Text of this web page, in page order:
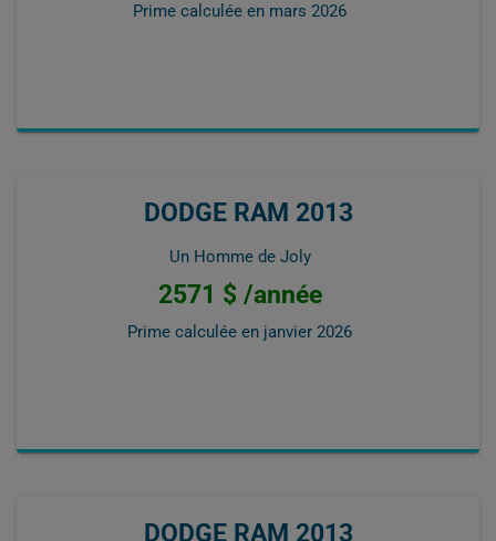
Prime calculée en mars 2026
DODGE RAM 2013
Un Homme de Joly
2571 $ /année
Prime calculée en janvier 2026
DODGE RAM 2013